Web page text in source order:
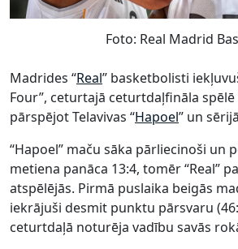
Foto: Real Madrid
Madrides “Real” basketbolisti
Four”, ceturtajā ceturtdaļfināla spēlē
pārspējot Telavivas “Hapoel” un
“Hapoel” maču sāka pārliecinoši un
metiena panāca 13:4, tomēr “Real”
atspēlējās. Pirmā puslaika beigās
iekrājuši desmit punktu pārsvaru
ceturtdaļā noturēja vadību savās